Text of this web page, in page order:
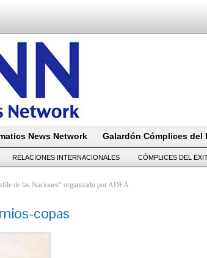
News Network Galardón Cómplices del
RELACIONES INTERNACIONALES CÓMPLICES DEL
de las Naciones” organizado por ADEA
copas